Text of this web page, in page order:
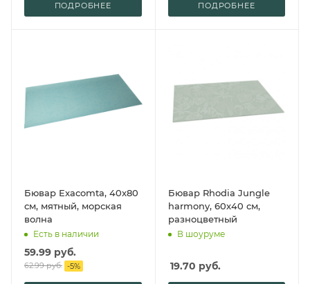
ПОДРОБНЕЕ ПОДРОБНЕЕ
Бювар Exacomta, 40x80
см, мятный, морская
волна
Есть в наличии
59.99 руб.
62.99руб. -5%
Бювар Rhodia Jungle
harmony, 60x40 см,
разноцветный
В шоуруме
19.70 руб.